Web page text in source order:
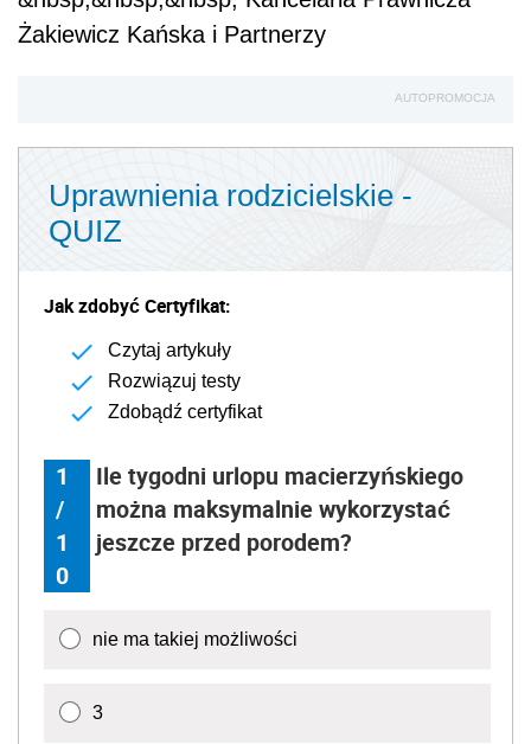
Żakiewicz Kańska i Partnerzy
AUTOPROMOCJA
Uprawnienia rodzicielskie -
QUIZ
Jak zdobyć Certyfikat:
Czytaj artykuły
Rozwiązuj testy
Zdobądź certyfikat
1
/
1
0
Ile tygodni urlopu macierzyńskiego
można maksymalnie wykorzystać
jeszcze przed porodem?
nie ma takiej możliwości
3